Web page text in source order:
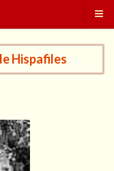
Hispafiles